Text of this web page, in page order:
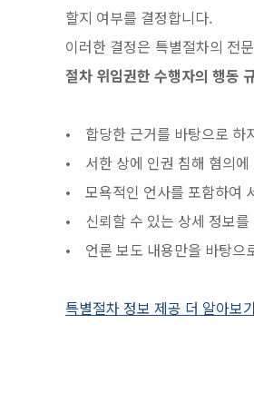
할지 여부를 결정합니다.
이러한 결정은 특별절차의 전
절차 위임권한 수행자의 행동
• 합당한 근거를 바탕으로 하
• 서한 상에 인권 침해 혐의에
• 모욕적인 언사를 포함하여
• 신뢰할 수 있는 상세 정보를
• 언론 보도 내용만을 바탕으
특별절차 정보 제공 더 알아보기